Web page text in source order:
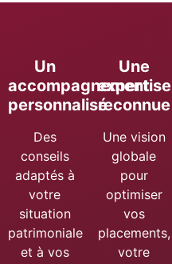
Un
accompagnement
personnalisé
Des
conseils
adaptés à
votre
situation
patrimoniale
et à vos
Une
expertise
reconnue
Une vision
globale
pour
optimiser
vos
placements,
votre